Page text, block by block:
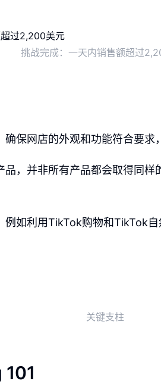
挑战完成：一天内销售额超过
保网店的外观和功能符合要求
品，并非所有产品都会取得同
例如利用TikTok购物和TikTok
关键支柱